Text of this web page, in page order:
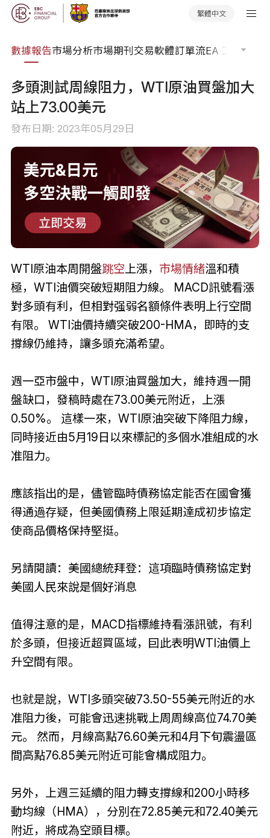
繁體中文
數據報告市場分析市場期刊交易軟體訂單流EA 工具庫
多頭測試周線阻力，WTI原油買盤加大
站上73.00美元
發布日期: 2023年05月29日
WTI原油本周開盤跳空上漲， 市場情緒溫和積
極，WTI油價突破短期阻力線。 MACD訊號看漲
對多頭有利，但相對强弱名額條件表明上行空間
有限。 WTI油價持續突破200-HMA，即時的支
撐線仍維持，讓多頭充滿希望。
週一亞市盤中，WTI原油買盤加大，維持週一開
盤缺口，發稿時處在73.00美元附近，上漲
0.50%。 這樣一來，WTI原油突破下降阻力線，
同時接近由5月19日以來標記的多個水准組成的水
准阻力。
應該指出的是，儘管臨時債務協定能否在國會獲
得通過存疑，但美國債務上限延期達成初步協定
使商品價格保持堅挺。
另請閱讀：美國總統拜登：這項臨時債務協定對
美國人民來說是個好消息
值得注意的是，MACD指標維持看漲訊號，有利
於多頭，但接近超買區域，囙此表明WTI油價上
升空間有限。
也就是說，WTI多頭突破73.50-55美元附近的水
准阻力後，可能會迅速挑戰上周周線高位74.70美
元。 然而，月線高點76.60美元和4月下旬震盪區
間高點76.85美元附近可能會構成阻力。
另外，上週三延續的阻力轉支撐線和200小時移
動均線（HMA），分別在72.85美元和72.40美元
附近，將成為空頭目標。